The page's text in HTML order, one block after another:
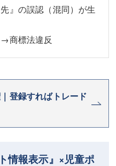
』の誤認（混同）が生
商標法違反
登録すればトレード
情報表示』×児童ポ